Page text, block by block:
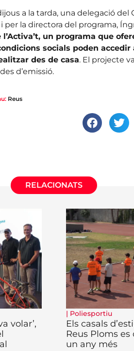
a la tarda, una delegació
per la directora del programa,
l’Activa’t, un programa que
socials poden
des de casa. El projecte
d’emissió.
Reus
RELACIONATS
volar’,
| Poliesportiu
Els casals
Reus Ploms
un any més